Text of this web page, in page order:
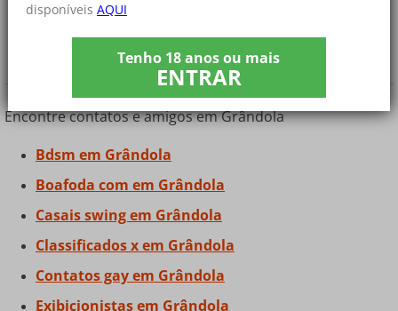
¿Você está procurando outros tipos de
Encontre contatos e amigos em Grândola
Bdsm em Grândola
Boafoda com em Grândola
Casais swing em Grândola
Classificados x em Grândola
Contatos gay em Grândola
Exibicionistas em Grândola
disponíveis AQUI
Tenho 18 anos ou mais
ENTRAR